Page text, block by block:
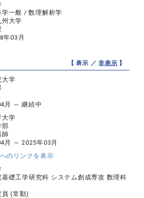
学一般 / 数理解析学
州大学
年03月
【 表示 ／非表示 】
大学
月 ～ 継続中
大学
部
師
月 ～ 2025年03月
のリンクを表示
基礎工学研究科 システム創成専攻 数理科
員 (常勤)